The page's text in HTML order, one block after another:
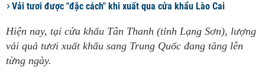
Vải tươi được "đặc cách" khi xuất qua cửa khẩu Lào Cai
Hiện nay, tại cửa khẩu Tân Thanh (tỉnh Lạng Sơn), lượng
vải quả tươi xuất khẩu sang Trung Quốc đang tăng lên
từng ngày.